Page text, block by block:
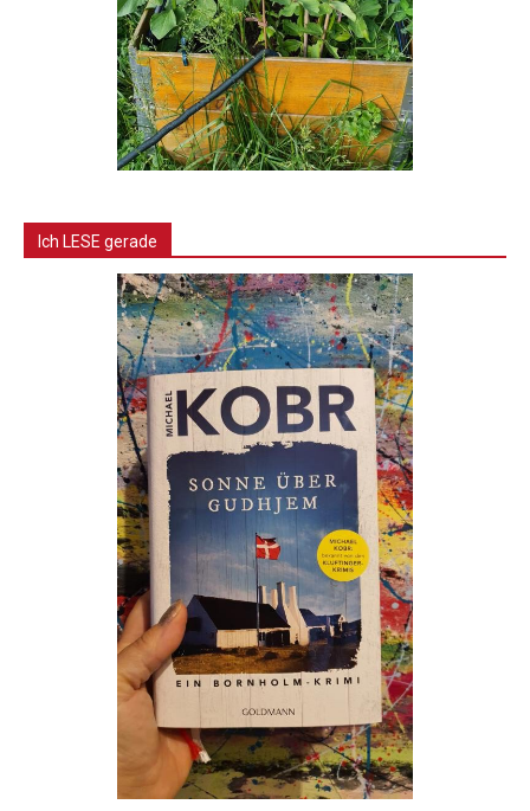
Ich LESE gerade